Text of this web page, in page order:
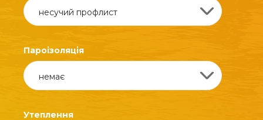
Пароізоляція
Утеплення